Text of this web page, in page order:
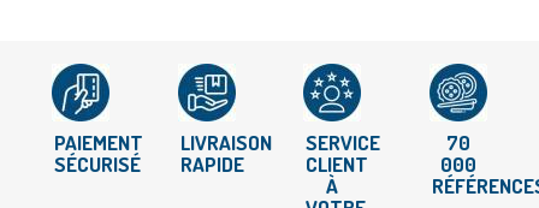
PAIEMENT
SÉCURISÉ
LIVRAISON
RAPIDE
SERVICE
CLIENT
À
70
000